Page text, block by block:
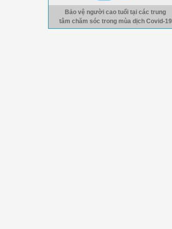
Bảo vệ người cao tuổi tại các trung
tâm chăm sóc trong mùa dịch Covid-19